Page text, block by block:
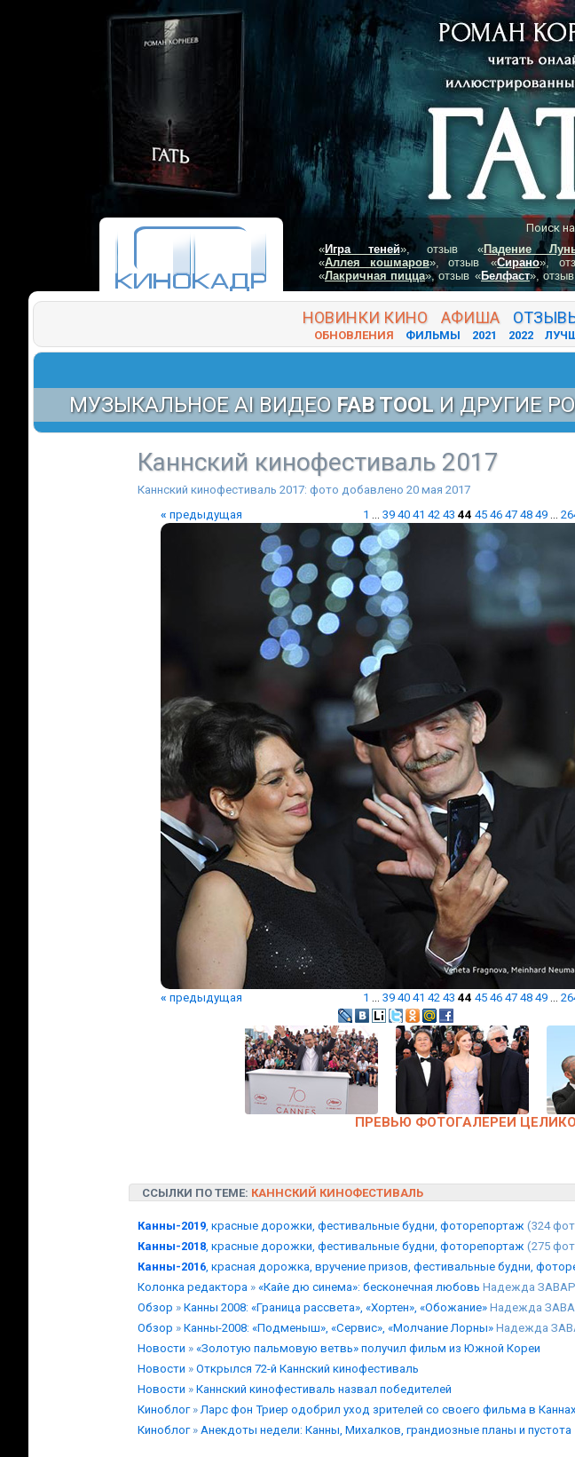
Поиск
«Игра теней», отзыв «Падение
«Аллея кошмаров», отзыв «Сирано»,
«Лакричная пицца», отзыв «Белфаст», отзыв
НОВИНКИ КИНО АФИША
ОБНОВЛЕНИЯ ФИЛЬМЫ 2021 2022
МУЗЫКАЛЬНОЕ AI ВИДЕО FAB TOOL И ДРУГИЕ
Каннcкий кинофестиваль 2017
Каннcкий кинофестиваль 2017: фото добавлено 20 мая 2017
« предыдущая 1 ... 39 40 41 42 43 44 45 46 47 48 49 ...
« предыдущая 1 ... 39 40 41 42 43 44 45 46 47 48 49 ...
ПРЕВЬЮ ФОТОГАЛЕРЕИ
ССЫЛКИ ПО ТЕМЕ: КАННСКИЙ КИНОФЕСТИВАЛЬ
Канны-2019, красные дорожки, фестивальные будни, фоторепортаж (324
Канны-2018, красные дорожки, фестивальные будни, фоторепортаж (275
Канны-2016, красная дорожка, вручение призов, фестивальные будни,
Колонка редактора » «Кайе дю синема»: бесконечная любовь Надежда
Обзор » Канны 2008: «Граница рассвета», «Хортен», «Обожание» Надежда
Обзор » Канны-2008: «Подменыш», «Сервис», «Молчание Лорны» Надежда
Новости » «Золотую пальмовую ветвь» получил фильм из Южной Кореи
Новости » Открылся 72-й Каннский кинофестиваль
Новости » Каннский кинофестиваль назвал победителей
Киноблог»Ларс фон Триер одобрил уход зрителей со своего фильма в Каннах
Киноблог» Анекдоты недели: Канны, Михалков, грандиозные планы и пустота